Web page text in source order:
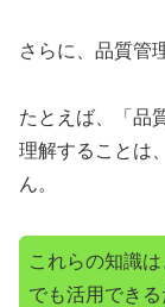
さらに、品質管
たとえば、「品
理解することは
ん。
これらの知識
でも活用でき